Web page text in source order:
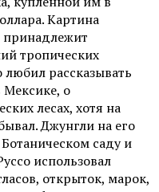
Картина
принадлежит
тропических
любил рассказывать
о
лесах, хотя на
Джунгли на его
саду и
использовал
открыток, марок,